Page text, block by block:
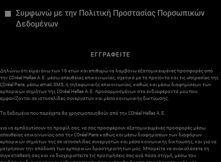
Συμφωνώ με την Πολιτική Προστασίας Πορσωπικών
Δεδομένων
ΕΓΓΡΑΦΕΙΤΕ
Δηλώνω ότι είμαι άνω των 16 ετών και επιθυμώ να λαμβάνω εξατομικευμένες προσφορές από
την L’Oréal Hellas A.E. μέσω απευθείας επικοινωνίας, σχετικά με τα προϊόντα και τις υπηρεσίες της
L’Oréal Paris, μέσω email, SMS, ή τηλεφωνικής επικοινωνίας, καθώς και μέσω διαφημίσεων των
εμπορικών σημάτων της L’Oréal Hellas A.E. προσαρμοσμένων στα ενδιαφέροντά μου που
εμφανίζονται σε ιστοσελίδες συνεργατών και μέσα κοινωνικής δικτύωσης.
Τα δεδομένα που παρέχετε θα χρησιμοποιηθούν από την L’Oréal Hellas A.E.
για να εμπλουτίσουν το προφίλ σας, να σας προσφέρουν εξατομικευμένες προσφορές μέσω
απευθείας επικοινωνίας από την L’Oréal Paris καθώς και μέσω διαφημίσεων των διαφόρων
εμπορικών σημάτων της σε ιστοσελίδες συνεργατών και μέσα κοινωνικής δικτύωσης, και για να
μετρήσουν την απόδοση των εμπορικών δραστηριοτήτων μας. Μπορείτε να ανακαλέσετε τη
συγκατάθεσή σας και να διαχειριστείτε τις προτιμήσεις σας ανά πάσα στιγμή, μέσω του